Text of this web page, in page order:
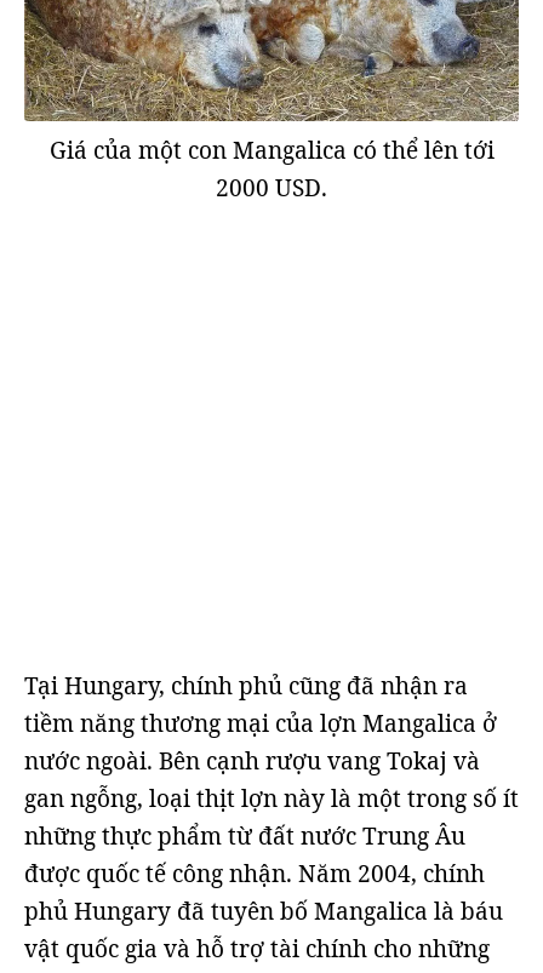
Giá của một con Mangalica có thể lên tới
2000 USD.
Tại Hungary, chính phủ cũng đã nhận ra
tiềm năng thương mại của lợn Mangalica ở
nước ngoài. Bên cạnh rượu vang Tokaj và
gan ngỗng, loại thịt lợn này là một trong số ít
những thực phẩm từ đất nước Trung Âu
được quốc tế công nhận. Năm 2004, chính
phủ Hungary đã tuyên bố Mangalica là báu
vật quốc gia và hỗ trợ tài chính cho những